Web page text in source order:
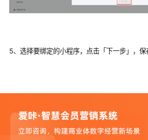
5、选择要绑定的小程序，点击「下一步」，保